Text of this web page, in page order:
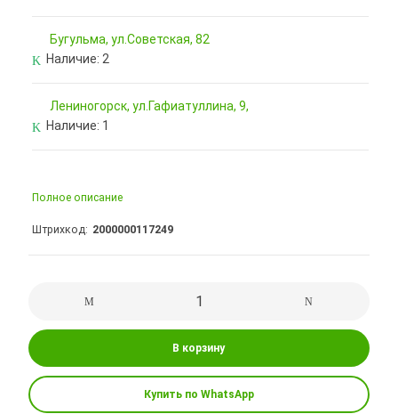
Бугульма, ул.Советская, 82
Наличие: 2
Лениногорск, ул.Гафиатуллина, 9,
Наличие: 1
Полное описание
Штрихкод 2000000117249
В корзину
Купить по WhatsApp